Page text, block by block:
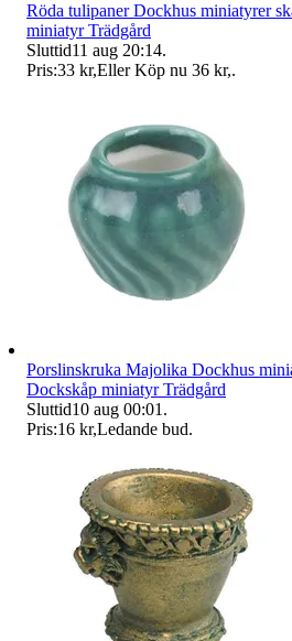
Röda tulipaner Dockhus miniatyrer
miniatyr Trädgård
Sluttid11 aug 20:14.
Pris:33 kr,Eller Köp nu 36 kr,.
Porslinskruka Majolika Dockhus
Dockskåp miniatyr Trädgård
Sluttid10 aug 00:01 .
Pris:16 kr,Ledande bud.